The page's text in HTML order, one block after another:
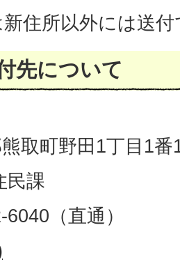
新住所以外には送
先について
取町野田1丁目1番
民課
（直通）